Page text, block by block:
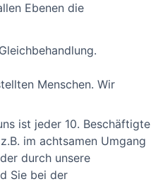
Ebenen die
Menschen. Wir
ist jeder 10. Beschäftigte
im achtsamen Umgang
durch unsere
Sie bei der